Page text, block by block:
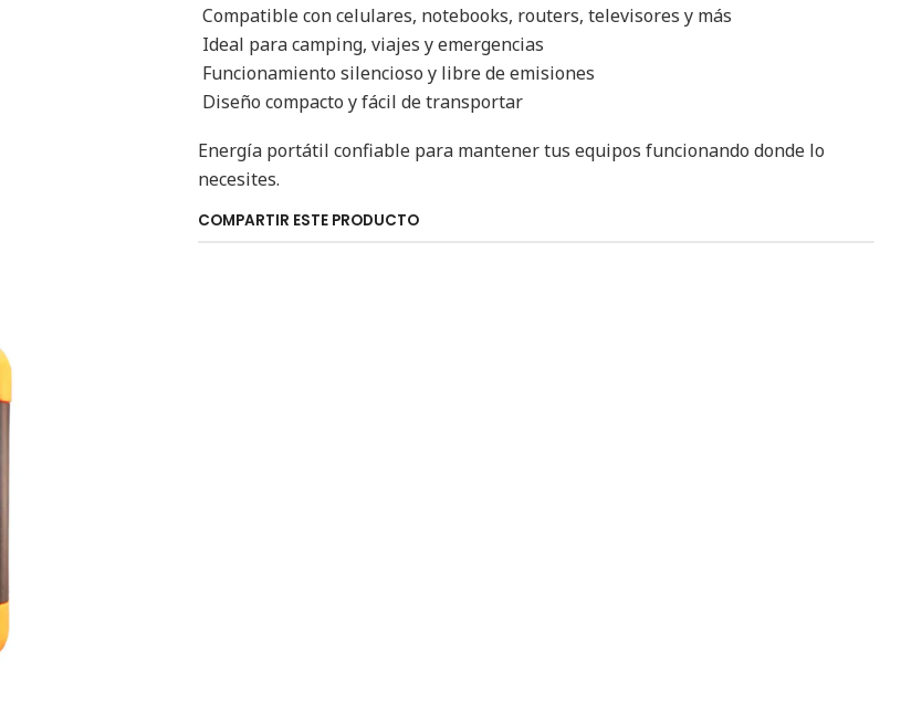
Compatible con celulares, notebooks, routers, televisores y más
Ideal para camping, viajes y emergencias
Funcionamiento silencioso y libre de emisiones
Diseño compacto y fácil de transportar
Energía portátil confiable para mantener tus equipos funcionando donde lo
necesites.
COMPARTIR ESTE PRODUCTO